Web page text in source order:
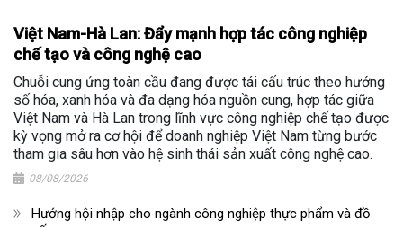
Việt Nam-Hà Lan: Đẩy mạnh hợp tác công nghiệp
chế tạo và công nghệ cao
Chuỗi cung ứng toàn cầu đang được tái cấu trúc theo hướng
số hóa, xanh hóa và đa dạng hóa nguồn cung, hợp tác giữa
Việt Nam và Hà Lan trong lĩnh vực công nghiệp chế tạo được
kỳ vọng mở ra cơ hội để doanh nghiệp Việt Nam từng bước
tham gia sâu hơn vào hệ sinh thái sản xuất công nghệ cao.
08/08/2026
Hướng hội nhập cho ngành công nghiệp thực phẩm và đồ